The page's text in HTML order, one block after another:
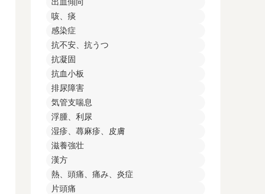
出血傾向
咳、痰
感染症
抗不安、抗うつ
抗凝固
抗血小板
排尿障害
気管支喘息
浮腫、利尿
湿疹、蕁麻疹、皮膚
滋養強壮
漢方
熱、頭痛、痛み、炎症
片頭痛